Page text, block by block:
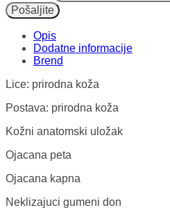
Pošaljite
Opis
Dodatne informacije
Lice: prirodna koža
Postava: prirodna koža
Kožni anatomski uložak
Ojacana peta
Ojacana kapna
Neklizajuci gumeni don